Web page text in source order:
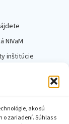
ako sú
o zariadení. Súhlas s
NIVaM
inštitúcie